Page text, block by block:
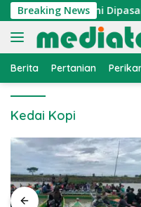
Langsung
ke
konten
Breaking News
Atraktor Cumi Dipasang
Berita Pertanian
Kedai Kopi